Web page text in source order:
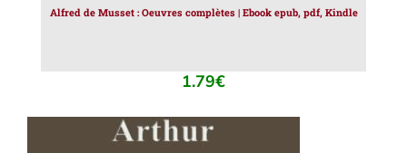
Alfred de Musset : Oeuvres complètes | Ebook epub, pdf, Kindle
1.79€